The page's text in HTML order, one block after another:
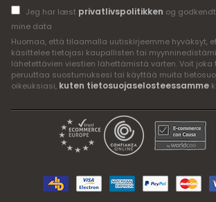
Jeg har læst privatlivspolitikken og
mine data
Huomaa, että tilaamalla uutiskirjeemme hyväksyt,
käsittelee tietojasi kaupallisten tai
lähetettävien viestien lähettämistä varten. Voit
peruuttaa suostumuksesi tai käyttää muita
oikeuksiasi, kuten tietosuojaselosteessamme